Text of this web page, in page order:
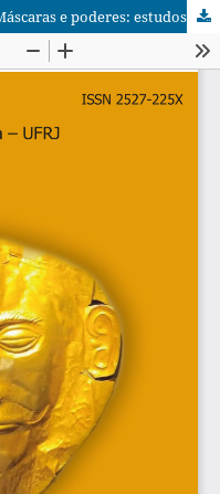
v. 29 n. 2 (29): PHOÎNIX | Dossiê "Máscaras e poderes: estudos acerca dos espaços de recordação nas cidades da Antiguidade"